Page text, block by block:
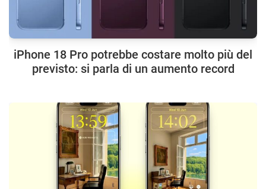
iPhone 18 Pro potrebbe costare molto più del
previsto: si parla di un aumento record